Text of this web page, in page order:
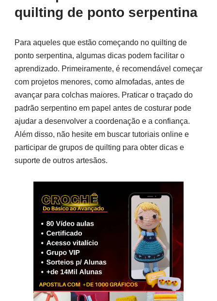
quilting de ponto serpentina
Para aqueles que estão começando no quilting de
ponto serpentina, algumas dicas podem facilitar o
aprendizado. Primeiramente, é recomendável começar
com projetos menores, como almofadas, antes de
avançar para colchas maiores. Praticar o traçado do
padrão serpentino em papel antes de costurar pode
ajudar a desenvolver a coordenação e a confiança.
Além disso, não hesite em buscar tutoriais online e
participar de grupos de quilting para obter dicas e
suporte de outros artesãos.